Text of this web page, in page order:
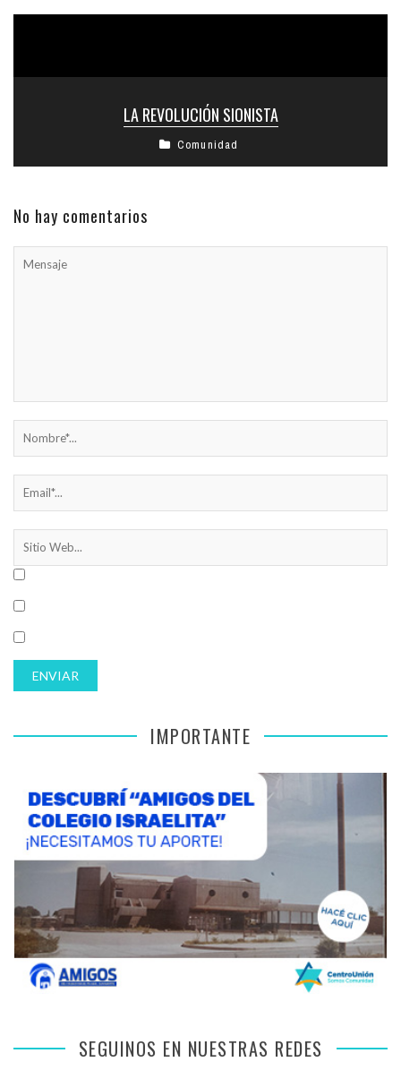
LA REVOLUCIÓN SIONISTA
Comunidad
No hay comentarios
IMPORTANTE
SEGUINOS EN NUESTRAS REDES